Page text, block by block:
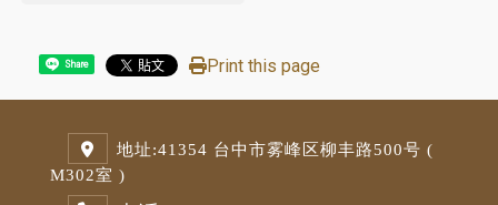
Share Print this page
地址:41354 台中市雾峰区柳丰路500号 (
M302室 )